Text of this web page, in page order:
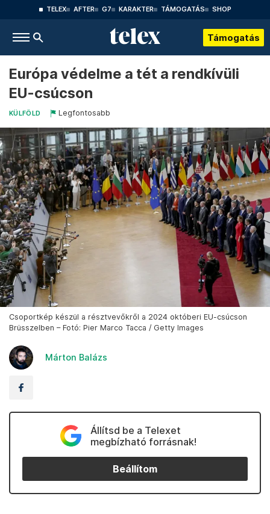
TELEX AFTER G7 KARAKTER TÁMOGATÁS SHOP
Támogatás
Európa védelme a tét a rendkívüli
EU-csúcson
KÜLFÖLD Legfontosabb
Csoportkép készül a résztvevőkről a 2024 októberi EU-csúcson
Brüsszelben – Fotó: Pier Marco Tacca / Getty Images
Márton Balázs
Állítsd be a Telexet
megbízható forrásnak!
Beállítom